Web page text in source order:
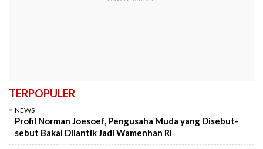
TERPOPULER
NEWS
Profil Norman Joesoef, Pengusaha Muda yang Disebut-
sebut Bakal Dilantik Jadi Wamenhan RI